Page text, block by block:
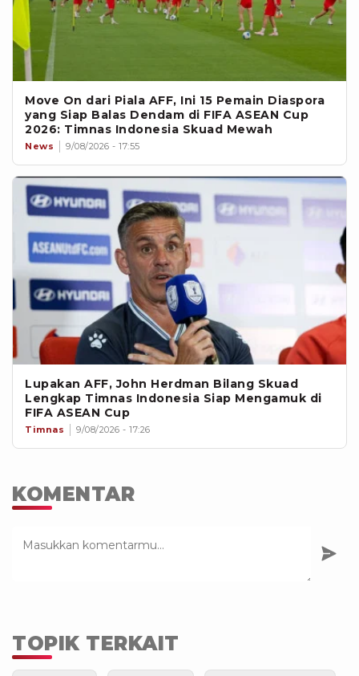
Move On dari Piala AFF, Ini 15 Pemain Diaspora
yang Siap Balas Dendam di FIFA ASEAN Cup
2026: Timnas Indonesia Skuad Mewah
News 9/08/2026 - 17:55
Lupakan AFF, John Herdman Bilang Skuad
Lengkap Timnas Indonesia Siap Mengamuk di
FIFA ASEAN Cup
Timnas 9/08/2026 - 17:26
KOMENTAR
TOPIK TERKAIT